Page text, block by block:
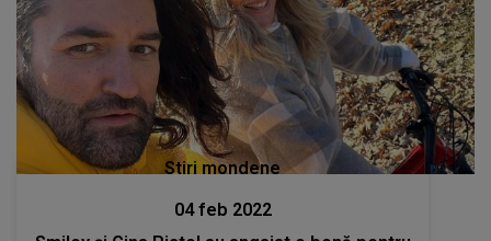
Stiri mondene
04 feb 2022